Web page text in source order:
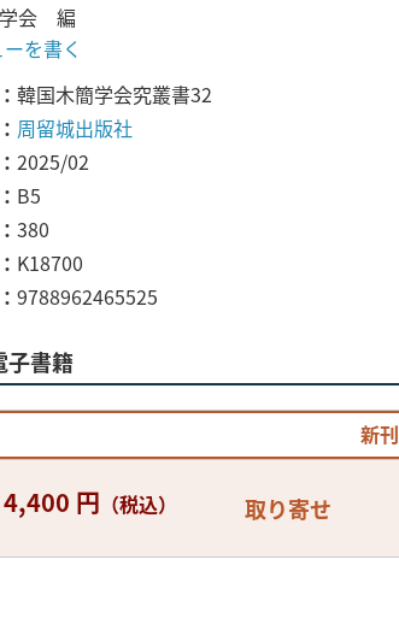
会 編
を書く
韓国木簡学会究叢書32
周留城出版社
2025/02
B5
380
K18700
9788962465525
子書籍
新刊
4,400 円 （税込） 取り寄せ